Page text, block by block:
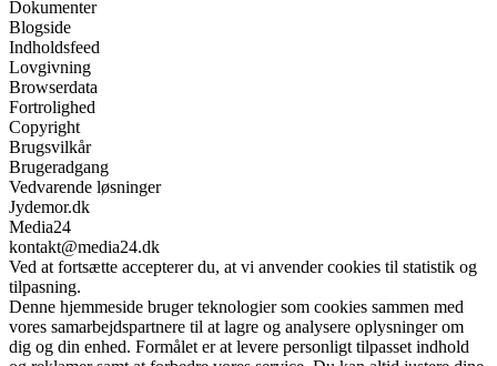
Dokumenter
Blogside
Indholdsfeed
Lovgivning
Browserdata
Fortrolighed
Copyright
Brugsvilkår
Brugeradgang
Vedvarende løsninger
Jydemor.dk
Media24
kontakt@media24.dk
Ved at fortsætte accepterer du, at vi anvender cookies til statistik og
tilpasning.
Denne hjemmeside bruger teknologier som cookies sammen med
vores samarbejdspartnere til at lagre og analysere oplysninger om
dig og din enhed. Formålet er at levere personligt tilpasset indhold